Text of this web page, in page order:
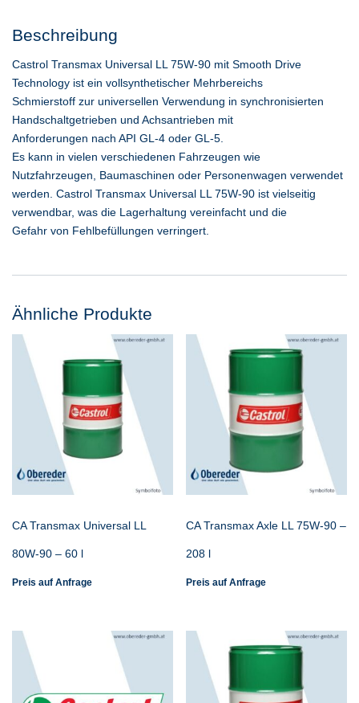
Beschreibung
Castrol Transmax Universal LL 75W-90 mit Smooth Drive
Technology ist ein vollsynthetischer Mehrbereichs
Schmierstoff zur universellen Verwendung in synchronisierten
Handschaltgetrieben und Achsantrieben mit
Anforderungen nach API GL-4 oder GL-5.
Es kann in vielen verschiedenen Fahrzeugen wie
Nutzfahrzeugen, Baumaschinen oder Personenwagen verwendet
werden. Castrol Transmax Universal LL 75W-90 ist vielseitig
verwendbar, was die Lagerhaltung vereinfacht und die
Gefahr von Fehlbefüllungen verringert.
Ähnliche Produkte
CA Transmax Universal LL
80W-90 – 60 l
Preis auf Anfrage
CA Transmax Axle LL 75W-90 –
208 l
Preis auf Anfrage